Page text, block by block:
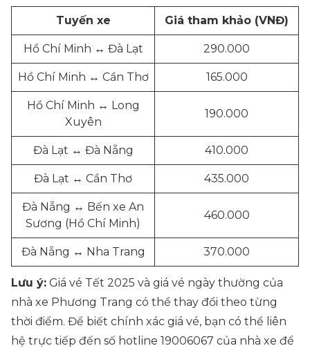
Tuyến xe Giá tham khảo (VNĐ)
Hồ Chí Minh ↔ Đà Lạt 290.000
Hồ Chí Minh ↔ Cần Thơ 165.000
Hồ Chí Minh ↔ Long
Xuyên
190.000
Đà Lạt ↔ Đà Nẵng 410.000
Đà Lạt ↔ Cần Thơ 435.000
Đà Nẵng ↔ Bến xe An
Sương (Hồ Chí Minh)
460.000
Đà Nẵng ↔ Nha Trang 370.000
Lưu ý: Giá vé Tết 2025 và giá vé ngày thường của
nhà xe Phương Trang có thể thay đổi theo từng
thời điểm. Để biết chính xác giá vé, bạn có thể liên
hệ trực tiếp đến số hotline 19006067 của nhà xe để